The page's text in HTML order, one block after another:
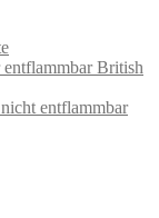
entflammbar British
entflammbar